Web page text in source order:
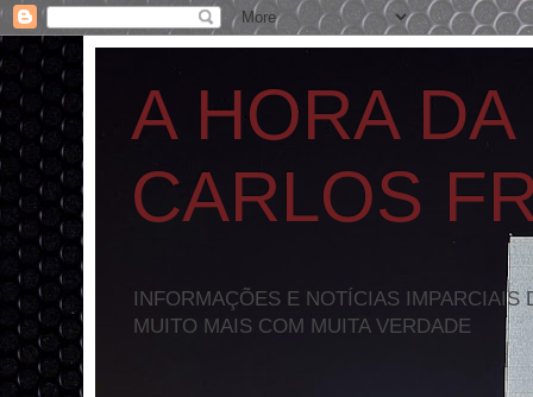
A HORA
CARLOS
INFORMAÇÕES E NOTÍCIAS
MUITO MAIS COM MUITA VERDADE